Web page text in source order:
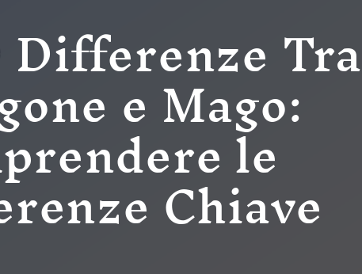
Tra
e Mago:
le
Chiave